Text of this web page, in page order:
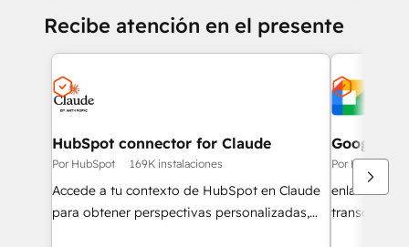
Recibe atención en el presente
HubSpot connector for Claude
Por HubSpot 169K instalaciones
Accede a tu contexto de HubSpot en Claude
para obtener perspectivas personalizadas,
Google
Por HubSpot
enlaces a